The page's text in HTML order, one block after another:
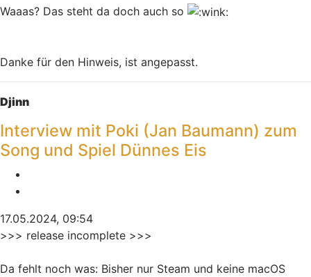
Waaas? Das steht da doch auch so
Danke für den Hinweis, ist angepasst.
Nach oben
Djinn
Interview mit Poki (Jan Baumann) zum
Song und Spiel Dünnes Eis
17.05.2024, 09:54
>>> release incomplete >>>
Da fehlt noch was: Bisher nur Steam und keine macOS